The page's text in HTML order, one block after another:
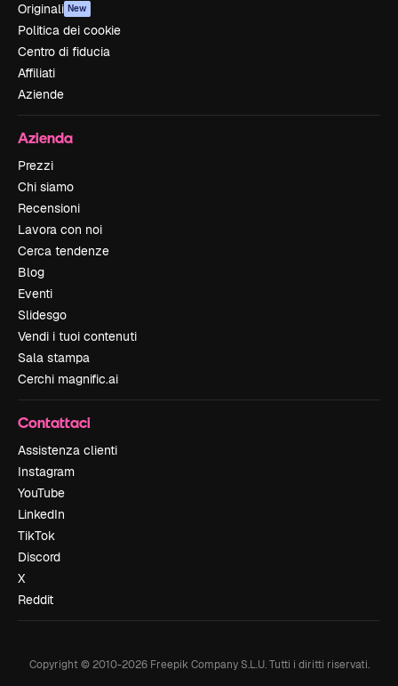
Originali New
Politica dei cookie
Centro di fiducia
Affiliati
Aziende
Azienda
Prezzi
Chi siamo
Recensioni
Lavora con noi
Cerca tendenze
Blog
Eventi
Slidesgo
Vendi i tuoi contenuti
Sala stampa
Cerchi magnific.ai
Contattaci
Assistenza clienti
Instagram
YouTube
LinkedIn
TikTok
Discord
X
Reddit
Copyright © 2010-2026Freepik Company S.L.U. Tutti i diritti riservati.